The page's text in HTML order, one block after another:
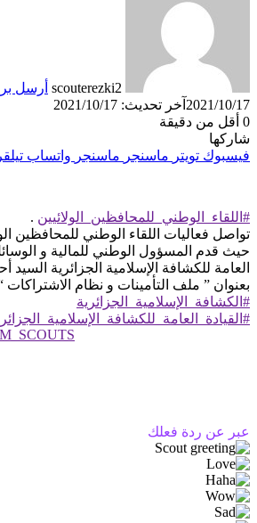
scouterezki2 أرسل
2021/10/17 آخر تحديث: 2021/10/17
0 أقل من دقيقة
شاركها
فيسبوك تويتر ماسنجر ماسنجر واتساب
#اللقاء_الوطني_للمحافظين_الولائيين .
تواصل فعاليات اللقاء الوطني للمحافظين
حيث قدم المسؤول الوطني للمالية و
العامة للكشافة الإسلامية الجزائرية
بعنوان ” ملف التأمينات و نظام الاشتراكات
#الكشافة_الإسلامية_الجزائرية
عبر عن ردة فعلك